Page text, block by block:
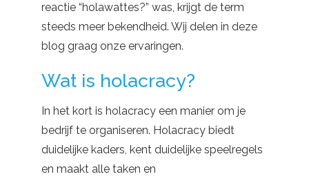
reactie “holawattes?” was, krijgt de term
steeds meer bekendheid. Wij delen in deze
blog graag onze ervaringen.
Wat is holacracy?
In het kort is holacracy een manier om je
bedrijf te organiseren. Holacracy biedt
duidelijke kaders, kent duidelijke speelregels
en maakt alle taken en